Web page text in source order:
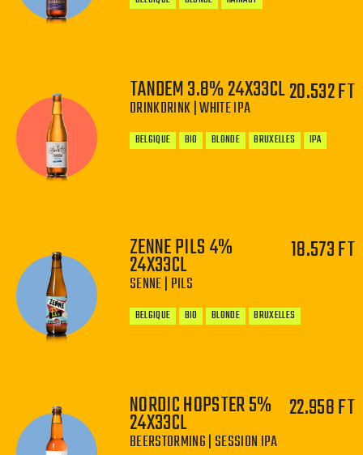
− +
TANDEM 3.8% 24X33CL
DRINKDRINK | WHITE IPA
20.532 FT
BELGIQUE BIO BLONDE BRUXELLES IPA
− +
ZENNE PILS 4%
24X33CL
SENNE | PILS
18.573 FT
BELGIQUE BIO BLONDE BRUXELLES
−
NORDIC HOPSTER 5%
24X33CL
BEERSTORMING | SESSION IPA
22.958 FT